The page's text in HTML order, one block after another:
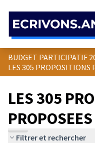
BUDGET PARTICIPATIF
LES 305 PROPOSITIONS
LES 305
PROPOSEES
Filtrer et rechercher